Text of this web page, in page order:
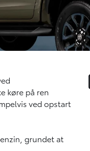
køre på ren
ved opstart
grundet at